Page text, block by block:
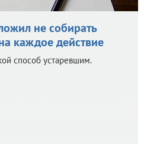
не собирать
каждое действие
способ устаревшим.